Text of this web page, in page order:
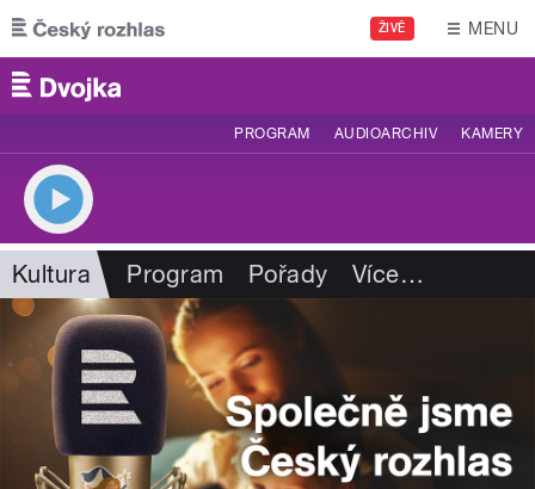
Přejít k hlavnímu obsahu
ŽIVĚ MENU
PROGRAM AUDIOARCHIV KAMERY
Kultura Program Pořady Více…